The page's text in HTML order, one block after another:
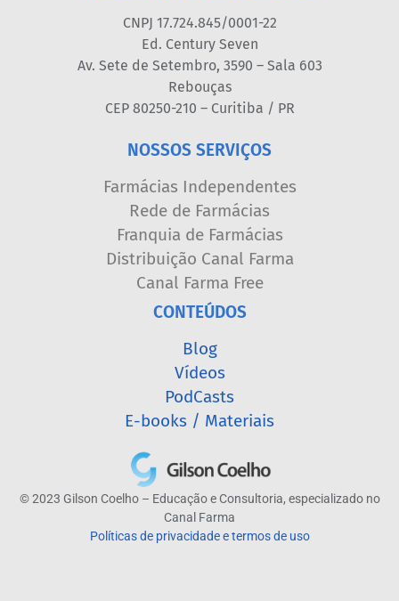
CNPJ 17.724.845/0001-22
Ed. Century Seven
Av. Sete de Setembro, 3590 – Sala 603
Rebouças
CEP 80250-210 – Curitiba / PR
NOSSOS SERVIÇOS
Farmácias Independentes
Rede de Farmácias
Franquia de Farmácias
Distribuição Canal Farma
Canal Farma Free
CONTEÚDOS
Blog
Vídeos
PodCasts
E-books / Materiais
© 2023 Gilson Coelho – Educação e Consultoria, especializado no
Canal Farma
Políticas de privacidade e termos de uso